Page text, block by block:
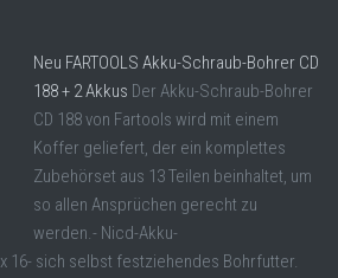
Neu FARTOOLS Akku-Schraub-Bohrer CD
188 + 2 Akkus Der Akku-Schraub-Bohrer
CD 188 von Fartools wird mit einem
Koffer geliefert, der ein komplettes
Zubehörset aus 13 Teilen beinhaltet, um
so allen Ansprüchen gerecht zu
werden.- Nicd-Akku-
16- sich selbst festziehendes Bohrfutter.